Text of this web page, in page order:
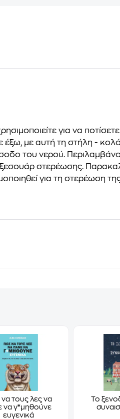
για να
έξω, με αυτή τη στήλη -
του νερού.
στερέωσης.
για τη στερέωση
τους λες να
να γ*μηθούνε
ευγενικά
Το